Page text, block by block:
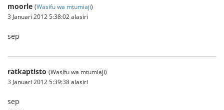
moorle (Wasifu wa mtumiaji)
3 Januari 2012 5:38:02 alasiri
sep
ratkaptisto (Wasifu wa mtumiaji)
3 Januari 2012 5:39:38 alasiri
sep